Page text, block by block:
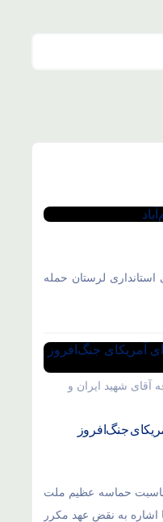
لرستان حمله
آقای شهید ایران و
جنگ‌افروز
حماسه عظیم ملت
اشاره به نقض عهد مکرر